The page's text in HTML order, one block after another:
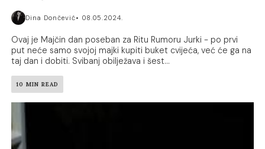
Dina Dončević 08.05.2024.
Ovaj je Majčin dan poseban za Ritu Rumoru Jurki - po prvi
put neće samo svojoj majki kupiti buket cvijeća, već će ga na
taj dan i dobiti. Svibanj obilježava i šest...
10 MIN READ